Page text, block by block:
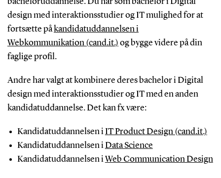
design med interaktionsstudier og ITmulighed for at
fortsætte påkandidatuddannelsen i
Webkommunikation (cand.it.) og bygge videre på din
faglige profil.
Andre har valgt at kombinere deres bachelor i Digital
design med interaktionsstudier og IT med en anden
kandidatuddannelse. Det kan fx være:
Kandidatuddannelsen iIT Product Design (cand.it.)
Kandidatuddannelsen iData Science
Kandidatuddannelsen iWeb Communication Design